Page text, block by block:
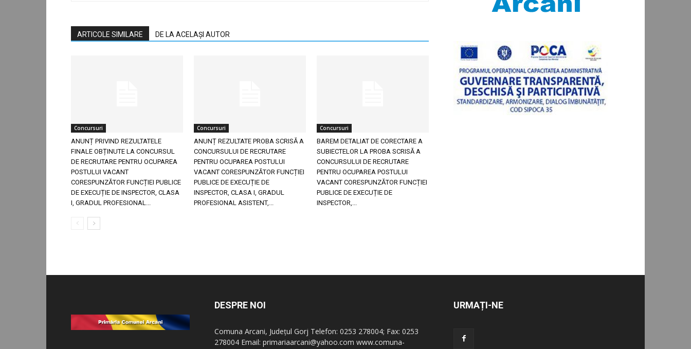
ARTICOLE SIMILARE DE LA ACELAȘI AUTOR
Concursuri
ANUNȚ PRIVIND REZULTATELE
FINALE OBȚINUTE LA CONCURSUL
DE RECRUTARE PENTRU OCUPAREA
POSTULUI VACANT
CORESPUNZĂTOR FUNCȚIEI PUBLICE
DE EXECUȚIE DE INSPECTOR, CLASA
I, GRADUL PROFESIONAL...
Concursuri
ANUNȚ REZULTATE PROBA SCRISĂ A
CONCURSULUI DE RECRUTARE
PENTRU OCUPAREA POSTULUI
VACANT CORESPUNZĂTOR FUNCȚIEI
PUBLICE DE EXECUȚIE DE
INSPECTOR, CLASA I, GRADUL
PROFESIONAL ASISTENT,...
Concursuri
BAREM DETALIAT DE CORECTARE A
SUBIECTELOR LA PROBA SCRISĂ A
CONCURSULUI DE RECRUTARE
PENTRU OCUPAREA POSTULUI
VACANT CORESPUNZĂTOR FUNCȚIEI
PUBLICE DE EXECUȚIE DE
INSPECTOR,...
DESPRE NOI
Comuna Arcani, Județul Gorj Telefon: 0253 278004; Fax: 0253
278004 Email: primariaarcani@yahoo.com www.comuna-
URMAȚI-NE